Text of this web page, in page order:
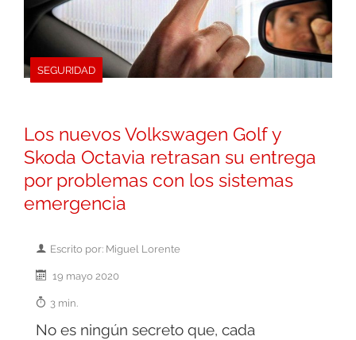
SEGURIDAD
Los nuevos Volkswagen Golf y
Skoda Octavia retrasan su entrega
por problemas con los sistemas
emergencia
Escrito por: Miguel Lorente
19 mayo 2020
3 min.
No es ningún secreto que, cada